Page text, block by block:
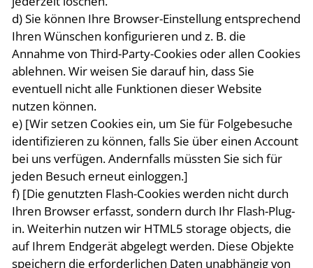
d) Sie können Ihre Browser-Einstellung entsprechend
Ihren Wünschen konfigurieren und z. B. die
Annahme von Third-Party-Cookies oder allen Cookies
ablehnen. Wir weisen Sie darauf hin, dass Sie
eventuell nicht alle Funktionen dieser Website
nutzen können.
e) [Wir setzen Cookies ein, um Sie für Folgebesuche
identifizieren zu können, falls Sie über einen Account
bei uns verfügen. Andernfalls müssten Sie sich für
jeden Besuch erneut einloggen.]
f) [Die genutzten Flash-Cookies werden nicht durch
Ihren Browser erfasst, sondern durch Ihr Flash-Plug-
in. Weiterhin nutzen wir HTML5 storage objects, die
auf Ihrem Endgerät abgelegt werden. Diese Objekte
speichern die erforderlichen Daten unabhängig von